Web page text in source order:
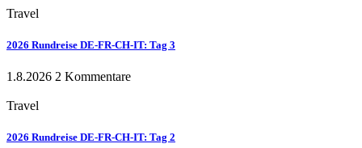
Travel
2026 Rundreise DE-FR-CH-IT: Tag 3
1.8.2026 2 Kommentare
Travel
2026 Rundreise DE-FR-CH-IT: Tag 2